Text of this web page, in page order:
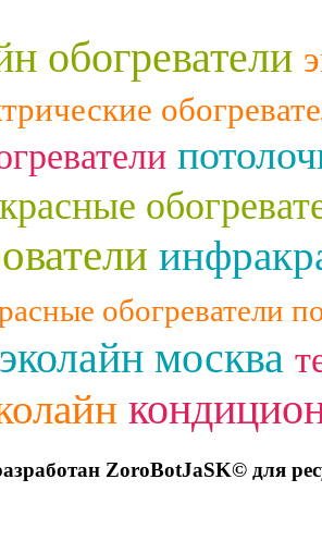
обогреватели
обогреватели
эколайн москва
ZoroBotJaSK© для